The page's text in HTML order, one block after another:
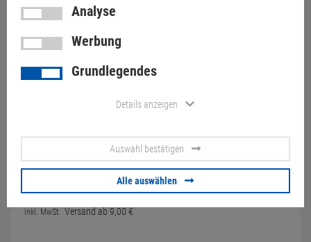
27" SAMSUNG F27T450FZU
IPS FHD 1920x1080
Lautsprecher flicker free 2x
10073772
80,00 €
inkl. MwSt. Versand ab 9,00 €
Analyse
Werbung
Grundlegendes
Details anzeigen
Auswahl bestätigen
Alle auswählen